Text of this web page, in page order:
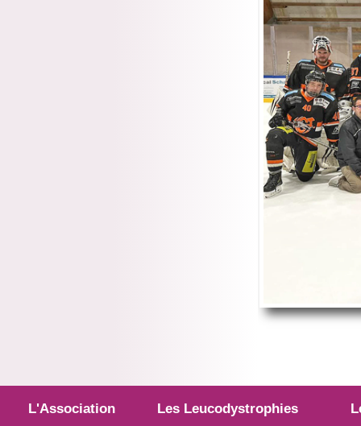
L'Association Les Leucodystrophies